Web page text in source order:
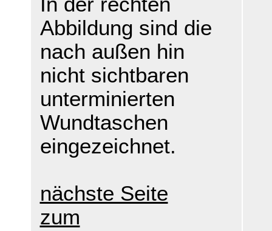
Abbildung sind die
nach außen hin
nicht sichtbaren
unterminierten
Wundtaschen
eingezeichnet.
nächste Seite
zum